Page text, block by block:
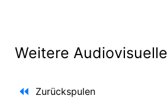
Weitere
⏪ Zurückspulen